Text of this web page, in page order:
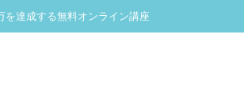
を達成する無料オンライン講座